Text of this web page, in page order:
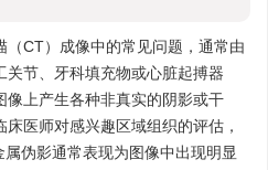
（CT）成像中的常见问题，通常由
节、牙科填充物或心脏起搏器
上产生各种非真实的阴影或干
医师对感兴趣区域组织的评估，
属伪影通常表现为图像中出现明显